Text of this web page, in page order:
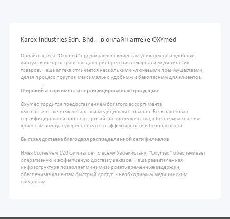
Karex Industries Sdn. Bhd. - в онлайн-аптеке OXYmed
Онлайн аптека "Oxymed" предоставляет клиентам уникальное и удобное
виртуальное пространство для приобретения лекарств и медицинских
товаров. Наша аптека отличается несколькими ключевыми преимуществами,
делая процесс покупок максимально удобным и безопасным для клиентов.
Широкий ассортимент и сертифицированная продукция
Oxymed гордится предоставлением богатого ассортимента
высококачественных лекарств и медицинских товаров. Весь наш товар
сертифицирован и прошел строгий контроль качества, обеспечивая нашим
клиентам полную уверенность в его эффективности и безопасности.
Быстрая доставка благодаря распределенной сети филиалов
Имея более чем 120 филиалов по всему Узбекистану, "Oxymed" обеспечивает
оперативную и эффективную доставку заказов. Наша разветвленная
инфраструктура позволяет минимизировать временные задержки,
обеспечивая клиентам быстрый доступ к необходимым медицинским
средствам